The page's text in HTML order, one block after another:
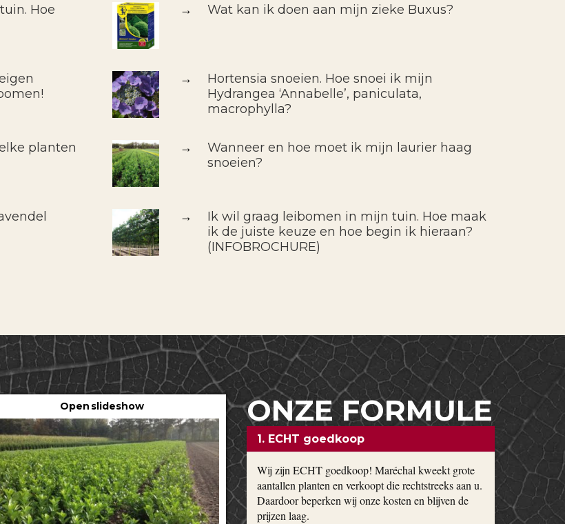
Hoe
→ Wat kan ik doen aan mijn zieke Buxus?
→
Hortensia snoeien. Hoe snoei ik mijn
Hydrangea ‘Annabelle’, paniculata,
macrophylla?
planten
→
Wanneer en hoe moet ik mijn laurier haag
snoeien?
→
Ik wil graag leibomen in mijn tuin. Hoe maak
ik de juiste keuze en hoe begin ik hieraan?
(INFOBROCHURE)
Open slideshow ONZE FORMULE
1. ECHT goedkoop
Wij zijn ECHT goedkoop! Maréchal kweekt grote
aantallen planten en verkoopt die rechtstreeks aan u.
Daardoor beperken wij onze kosten en blijven de
prijzen laag.